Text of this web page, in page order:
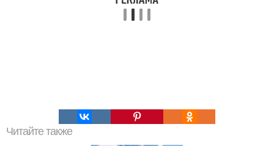
Читайте также